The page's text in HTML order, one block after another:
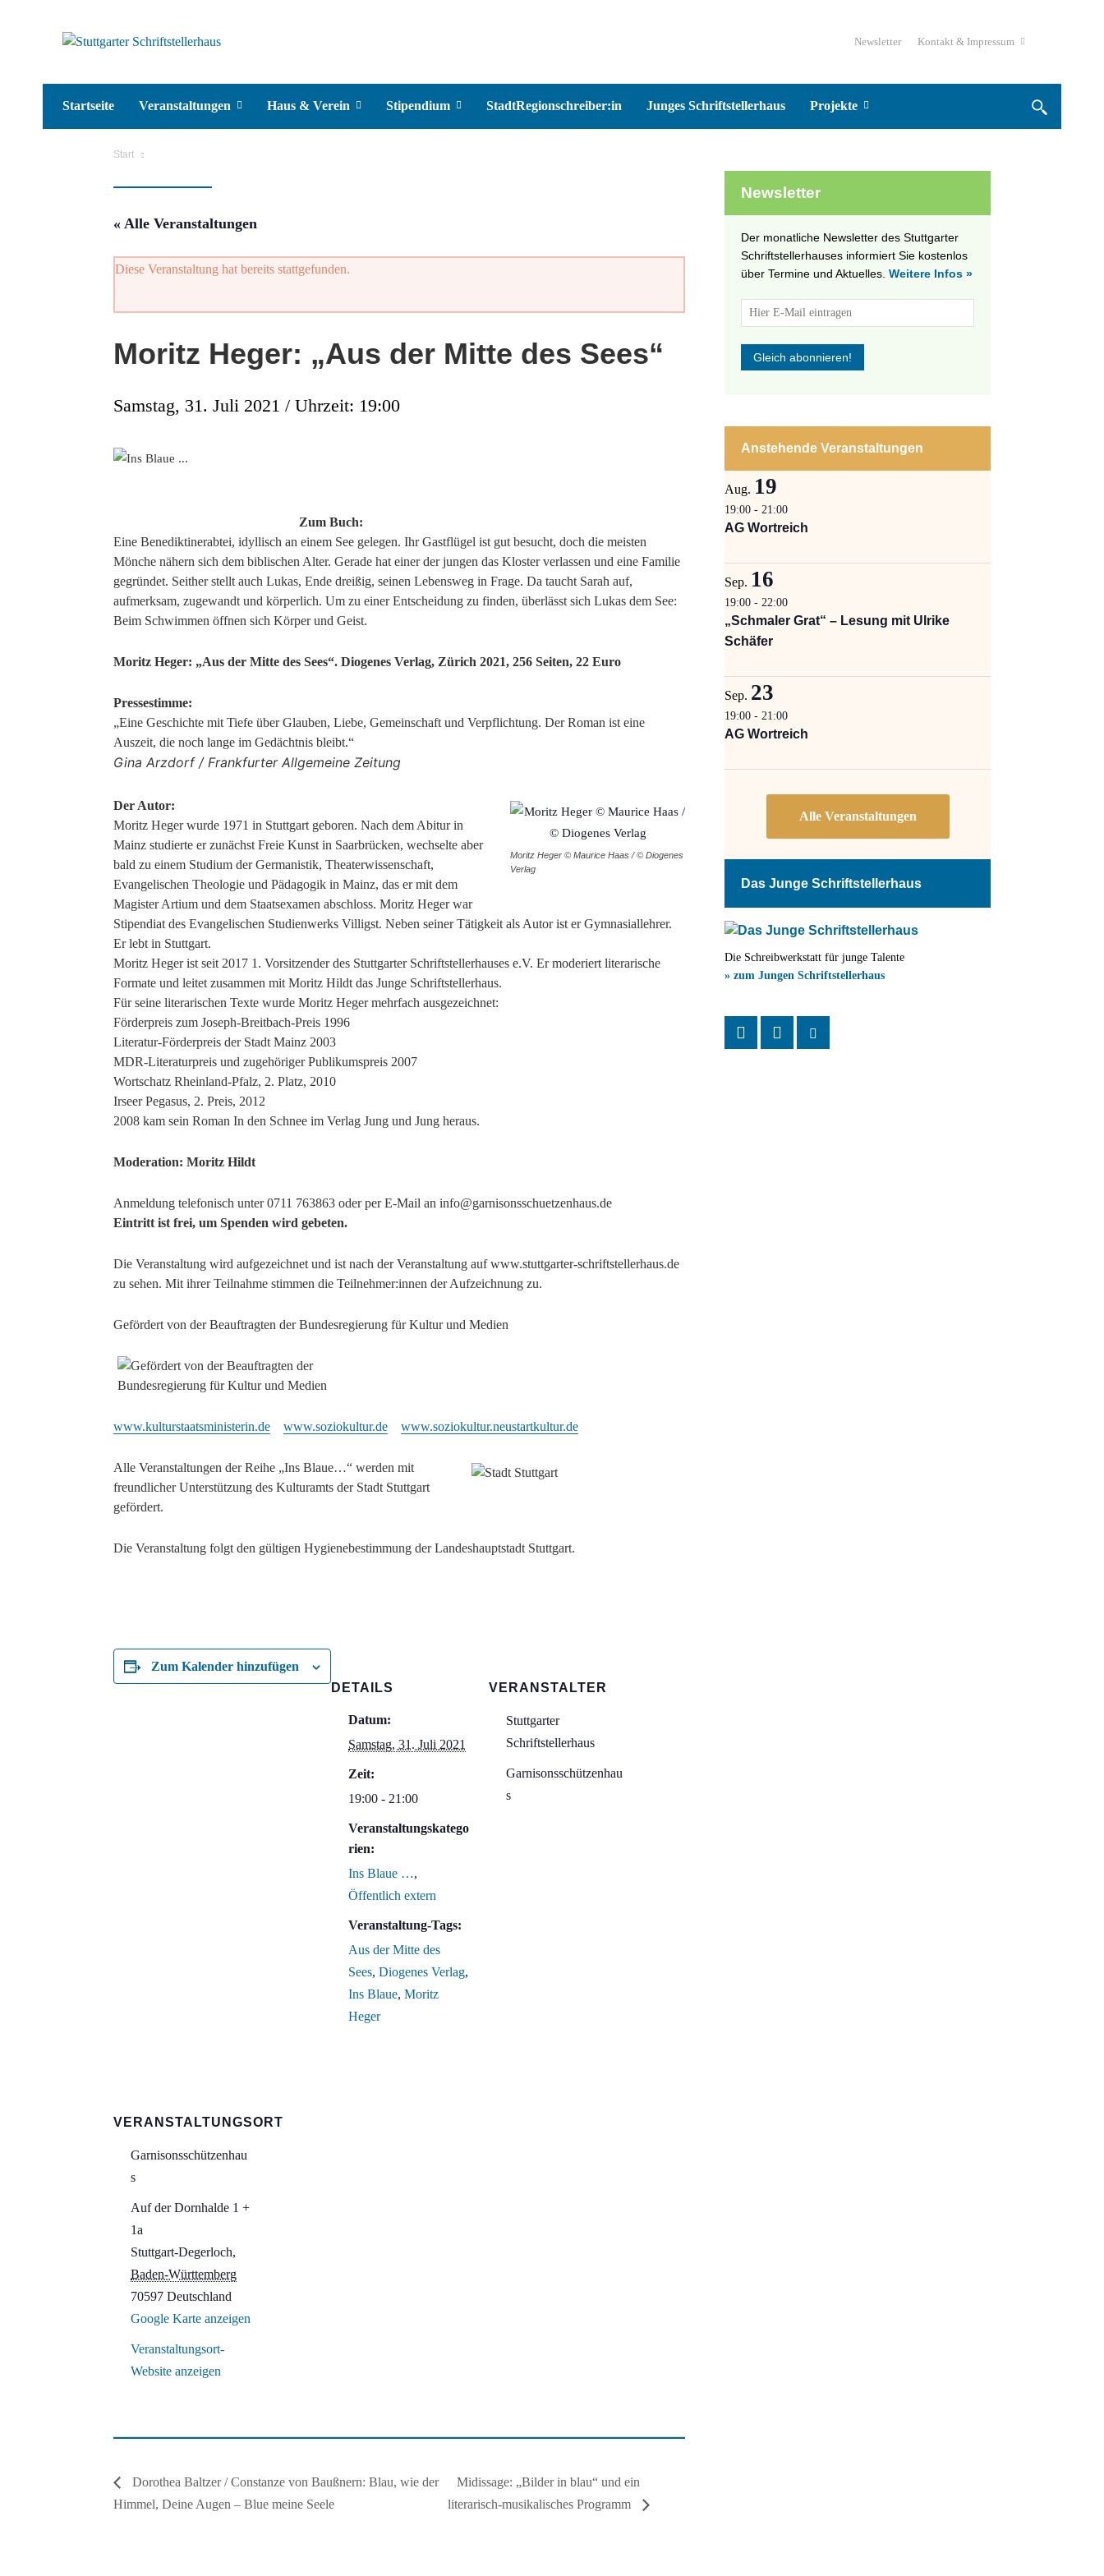
Newsletter Kontakt & Impressum
Startseite Veranstaltungen Haus & Verein Stipendium StadtRegionschreiber:in Junges Schriftstellerhaus Projekte
Start
« Alle Veranstaltungen
Diese Veranstaltung hat bereits stattgefunden.
Moritz Heger: „Aus der Mitte des Sees“
Samstag, 31. Juli 2021 / Uhrzeit: 19:00
Zum Buch:
Eine Benediktinerabtei, idyllisch an einem See gelegen. Ihr Gastflügel ist gut besucht, doch die meisten
Mönche nähern sich dem biblischen Alter. Gerade hat einer der jungen das Kloster verlassen und eine Familie
gegründet. Seither stellt auch Lukas, Ende dreißig, seinen Lebensweg in Frage. Da taucht Sarah auf,
aufmerksam, zugewandt und körperlich. Um zu einer Entscheidung zu finden, überlässt sich Lukas dem See:
Beim Schwimmen öffnen sich Körper und Geist.
Moritz Heger: „Aus der Mitte des Sees“. Diogenes Verlag, Zürich 2021, 256 Seiten, 22 Euro
Pressestimme:
„Eine Geschichte mit Tiefe über Glauben, Liebe, Gemeinschaft und Verpflichtung. Der Roman ist eine
Auszeit, die noch lange im Gedächtnis bleibt.“
Gina Arzdorf / Frankfurter Allgemeine Zeitung
Moritz Heger © Maurice Haas / © Diogenes
Verlag
Der Autor:
Moritz Heger wurde 1971 in Stuttgart geboren. Nach dem Abitur in
Mainz studierte er zunächst Freie Kunst in Saarbrücken, wechselte aber
bald zu einem Studium der Germanistik, Theaterwissenschaft,
Evangelischen Theologie und Pädagogik in Mainz, das er mit dem
Magister Artium und dem Staatsexamen abschloss. Moritz Heger war
Stipendiat des Evangelischen Studienwerks Villigst. Neben seiner Tätigkeit als Autor ist er Gymnasiallehrer.
Er lebt in Stuttgart.
Moritz Heger ist seit 2017 1. Vorsitzender des Stuttgarter Schriftstellerhauses e.V. Er moderiert literarische
Formate und leitet zusammen mit Moritz Hildt das Junge Schriftstellerhaus.
Für seine literarischen Texte wurde Moritz Heger mehrfach ausgezeichnet:
Förderpreis zum Joseph-Breitbach-Preis 1996
Literatur-Förderpreis der Stadt Mainz 2003
MDR-Literaturpreis und zugehöriger Publikumspreis 2007
Wortschatz Rheinland-Pfalz, 2. Platz, 2010
Irseer Pegasus, 2. Preis, 2012
2008 kam sein Roman In den Schnee im Verlag Jung und Jung heraus.
Moderation: Moritz Hildt
Anmeldung telefonisch unter 0711 763863 oder per E-Mail an info@garnisonsschuetzenhaus.de
Eintritt ist frei, um Spenden wird gebeten.
Die Veranstaltung wird aufgezeichnet und ist nach der Veranstaltung auf www.stuttgarter-schriftstellerhaus.de
zu sehen. Mit ihrer Teilnahme stimmen die Teilnehmer:innen der Aufzeichnung zu.
Gefördert von der Beauftragten der Bundesregierung für Kultur und Medien
www.kulturstaatsministerin.de www.soziokultur.de www.soziokultur.neustartkultur.de
Alle Veranstaltungen der Reihe „Ins Blaue…“ werden mit
freundlicher Unterstützung des Kulturamts der Stadt Stuttgart
gefördert.
Die Veranstaltung folgt den gültigen Hygienebestimmung der Landeshauptstadt Stuttgart.
Zum Kalender hinzufügen
DETAILS
Datum:
Samstag, 31. Juli 2021
Zeit:
19:00 - 21:00
Veranstaltungskatego
rien:
Ins Blaue …,
Öffentlich extern
Veranstaltung-Tags:
Aus der Mitte des
Sees, Diogenes Verlag,
Ins Blaue, Moritz
Heger
VERANSTALTER
Stuttgarter
Schriftstellerhaus
Garnisonsschützenhau
s
VERANSTALTUNGSORT
Garnisonsschützenhau
s
Auf der Dornhalde 1 +
1a
Stuttgart-Degerloch,
Baden-Württemberg
70597 Deutschland
Google Karte anzeigen
Veranstaltungsort-
Website anzeigen
Dorothea Baltzer / Constanze von Baußnern: Blau, wie der
Himmel, Deine Augen – Blue meine Seele
Midissage: „Bilder in blau“ und ein
literarisch-musikalisches Programm
Newsletter
Der monatliche Newsletter des Stuttgarter
Schriftstellerhauses informiert Sie kostenlos
über Termine und Aktuelles. Weitere Infos »
Anstehende Veranstaltungen
Aug. 19
19:00 - 21:00
AG Wortreich
Sep. 16
19:00 - 22:00
„Schmaler Grat“ – Lesung mit Ulrike
Schäfer
Sep. 23
19:00 - 21:00
AG Wortreich
Das Junge Schriftstellerhaus
Die Schreibwerkstatt für junge Talente
» zum Jungen Schriftstellerhaus